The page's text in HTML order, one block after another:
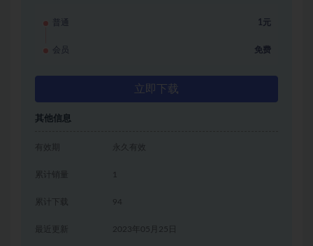
普通 1元
会员 免费
立即下载
其他信息
有效期 永久有效
累计销量 1
累计下载 94
2023年05月25日